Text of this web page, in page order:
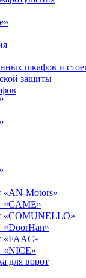
шкафов и
защиты
«AN-Motors»
«CAME»
«COMUNELLO»
«DoorHan»
«FAAC»
«NICE»
для ворот